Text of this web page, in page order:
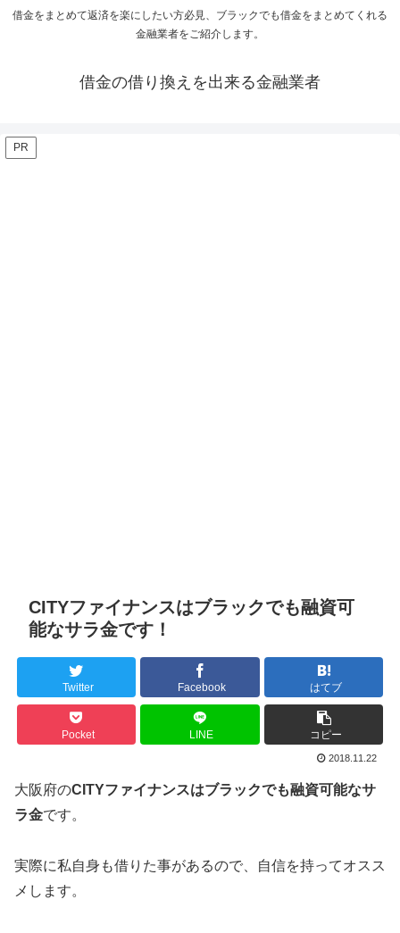
借金をまとめて返済を楽にしたい方必見、ブラックでも借金をまとめてくれる
金融業者をご紹介します。
借金の借り換えを出来る金融業者
PR
CITYファイナンスはブラックでも融資可
能なサラ金です！
Twitter Facebook はてブ
Pocket LINE コピー
2018.11.22
大阪府のCITYファイナンスはブラックでも融資可能なサ
ラ金です。
実際に私自身も借りた事があるので、自信を持ってオスス
メします。